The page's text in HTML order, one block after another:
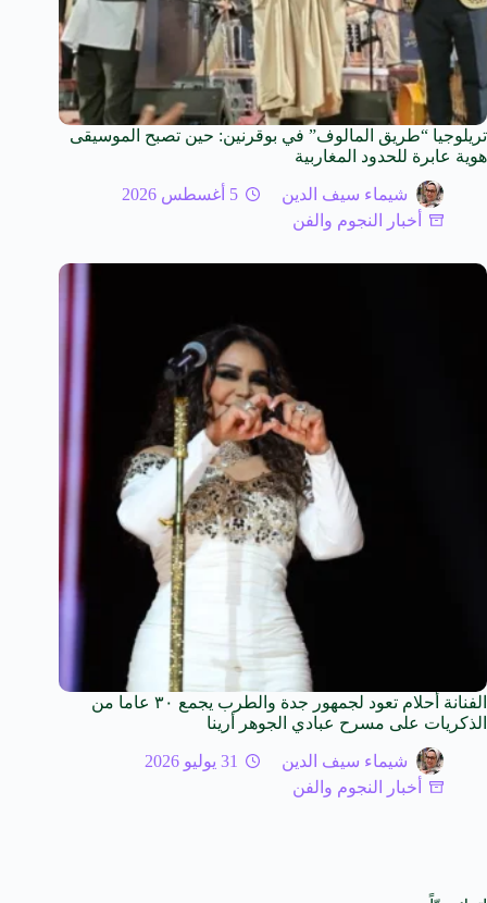
تريلوجيا “طريق المالوف” في بوقرنين: حين تصبح الموسيقى
هوية عابرة للحدود المغاربية
شيماء سيف الدين
5 أغسطس 2026
أخبار النجوم والفن
الفنانة أحلام تعود لجمهور جدة والطرب يجمع ٣٠ عاما من
الذكريات على مسرح عبادي الجوهر أرينا
شيماء سيف الدين
31 يوليو 2026
أخبار النجوم والفن